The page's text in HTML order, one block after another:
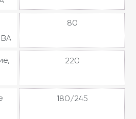
ВА
80
220
180/245